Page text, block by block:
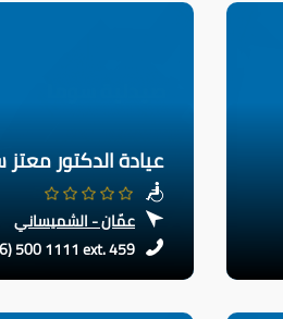
عيادة الدكتور
عمّان - الشميساني
500 1111 ext. 459